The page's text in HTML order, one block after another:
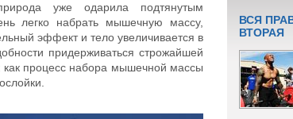
уже одарила подтянутым
легко набрать мышечную массу,
эффект и тело увеличивается в
придерживаться строжайшей
как процесс набора мышечной массы
ВСЯ
ВТОРАЯ